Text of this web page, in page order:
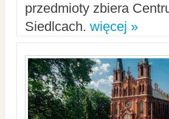
przedmioty zbiera
Siedlcach. więcej »